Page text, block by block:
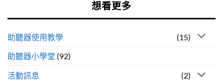
想看更多
助聽器使用教學 (15)
助聽器小學堂 (92)
活動訊息 (2)